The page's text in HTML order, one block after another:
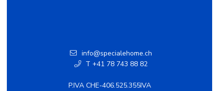
info@specialehome.ch
T +41 78 743 88 82
P.IVA CHE-406.525.355IVA